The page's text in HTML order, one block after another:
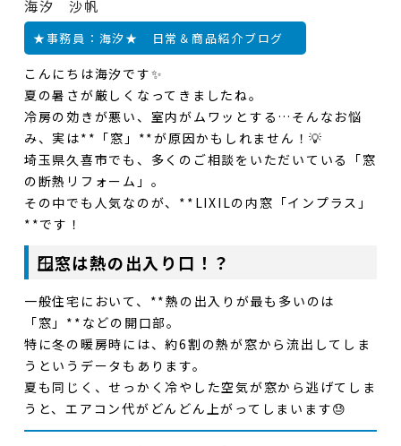
海汐 沙帆
★事務員：海汐★ 日常＆商品紹介ブログ
こんにちは海汐です✨
夏の暑さが厳しくなってきましたね。
冷房の効きが悪い、室内がムワッとする…そんなお悩
み、実は**「窓」**が原因かもしれません！💡
埼玉県久喜市でも、多くのご相談をいただいている「窓
の断熱リフォーム」。
その中でも人気なのが、**LIXILの内窓「インプラス」
**です！
🪟窓は熱の出入り口！？
一般住宅において、**熱の出入りが最も多いのは
「窓」**などの開口部。
特に冬の暖房時には、約6割の熱が窓から流出 してしま
うというデータもあります。
夏も同じく、せっかく冷やした空気が窓から逃げてしま
うと、エアコン代がどんどん上がってしまいます😓